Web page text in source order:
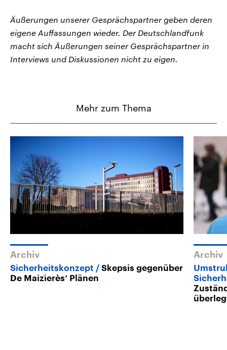
Äußerungen unserer Gesprächspartner geben deren
eigene Auffassungen wieder. Der Deutschlandfunk
macht sich Äußerungen seiner Gesprächspartner in
Interviews und Diskussionen nicht zu eigen.
Mehr zum Thema
Archiv
Sicherheitskonzept
Skepsis gegenüber
De Maizierès‘ Plänen
Archiv